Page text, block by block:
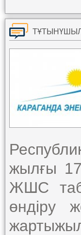
жылғы
ЖШС
өндіру